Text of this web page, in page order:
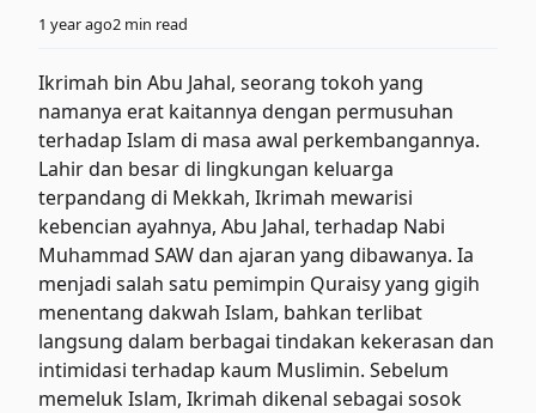
1 year ago2 min read
Ikrimah bin Abu Jahal, seorang tokoh yang
namanya erat kaitannya dengan permusuhan
terhadap Islam di masa awal perkembangannya.
Lahir dan besar di lingkungan keluarga
terpandang di Mekkah, Ikrimah mewarisi
kebencian ayahnya, Abu Jahal, terhadap Nabi
Muhammad SAW dan ajaran yang dibawanya. Ia
menjadi salah satu pemimpin Quraisy yang gigih
menentang dakwah Islam, bahkan terlibat
langsung dalam berbagai tindakan kekerasan dan
intimidasi terhadap kaum Muslimin. Sebelum
memeluk Islam, Ikrimah dikenal sebagai sosok